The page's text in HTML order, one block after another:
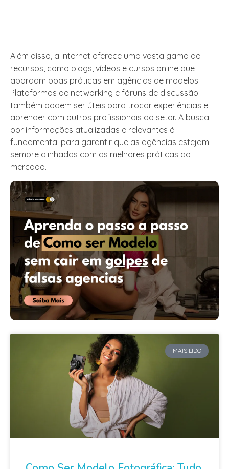
Além disso, a internet oferece uma vasta gama de
recursos, como blogs, vídeos e cursos online que
abordam boas práticas em agências de modelos.
Plataformas de networking e fóruns de discussão
também podem ser úteis para trocar experiências e
aprender com outros profissionais do setor. A busca
por informações atualizadas e relevantes é
fundamental para garantir que as agências estejam
sempre alinhadas com as melhores práticas do
mercado.
MAIS LIDO